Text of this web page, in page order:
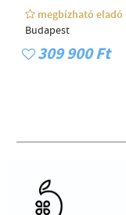
megbízható eladó
Budapest
309 900 Ft